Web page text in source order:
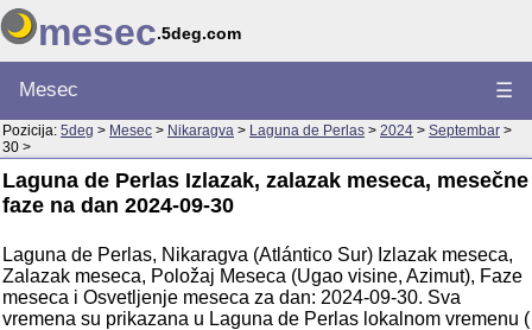
mesec.5deg.com
Mesec ☰
Pozicija: 5deg > Mesec > Nikaragva > Laguna de Perlas > 2024 > Septembar >
30 >
Laguna de Perlas Izlazak, zalazak meseca, mesečne
faze na dan 2024-09-30
Laguna de Perlas, Nikaragva (Atlántico Sur) Izlazak meseca,
Zalazak meseca, Položaj Meseca (Ugao visine, Azimut), Faze
meseca i Osvetljenje meseca za dan: 2024-09-30. Sva
vremena su prikazana u Laguna de Perlas lokalnom vremenu (